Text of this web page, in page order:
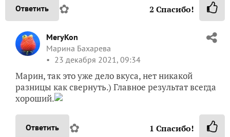
Ответить ✿ 2 Спасибо!
MeryKon
Марина Бахарева
23 декабря 2021, 09:34
Марин, так это уже дело вкуса, нет никакой
разницы как свернуть.) Главное результат всегда
хороший.
Ответить ✿ 1 Спасибо!